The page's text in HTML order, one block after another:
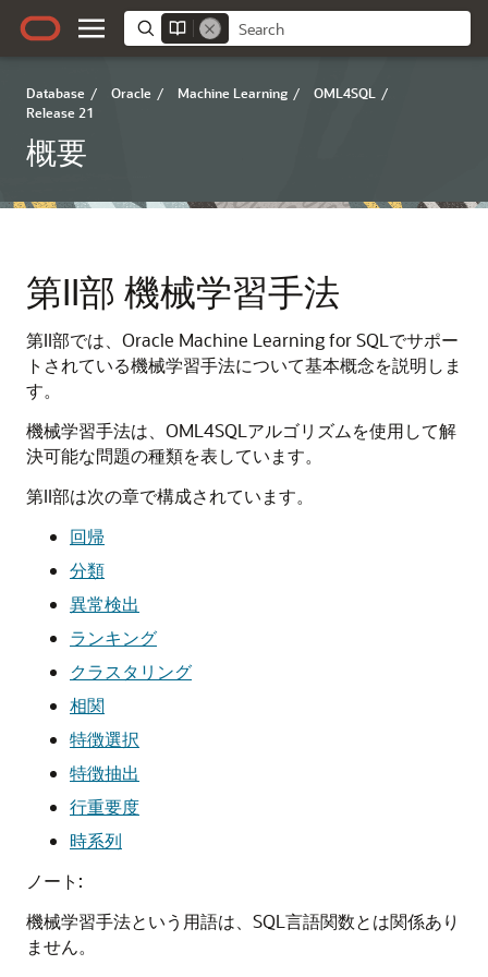
Database / Oracle / Machine Learning / OML4SQL
/
Release 21
概要
第II部 機械学習手法
第II部では、 Oracle Machine Learning for SQL でサポー
トされている機械学習手法について基本概念を説明しま
す。
機械学習手法は、 OML4SQL アルゴリズムを使用して解
決可能な問題の種類を表しています。
第II部は次の章で構成されています。
回帰
分類
異常検出
ランキング
クラスタリング
相関
特徴選択
特徴抽出
行重要度
時系列
ノート:
機械学習手法という用語は、SQL言語関数とは関係あり
ません。